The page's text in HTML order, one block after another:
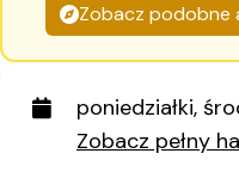
Zobacz podobne
poniedziałki,
Zobacz pełny